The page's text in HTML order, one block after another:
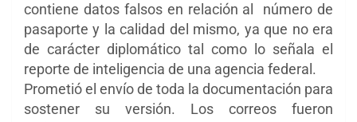
contiene datos falsos en relación al número de
pasaporte y la calidad del mismo, ya que no era
de carácter diplomático tal como lo señala el
reporte de inteligencia de una agencia federal.
Prometió el envío de toda la documentación para
sostener su versión. Los correos fueron